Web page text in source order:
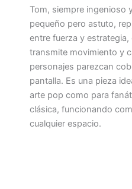
Tom, siempre ingenioso
pequeño pero astuto,
entre fuerza y
transmite movimiento y
personajes parezcan
pantalla. Es una pieza
arte pop como para
clásica, funcionando
cualquier espacio.